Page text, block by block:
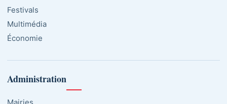
Festivals
Multimédia
Économie
Administration
Mairies